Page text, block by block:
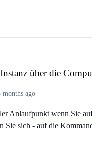
über die
ago
Anlaufpunkt wenn Sie
Sie sich - auf die